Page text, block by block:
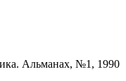
Альманах, №1, 1990